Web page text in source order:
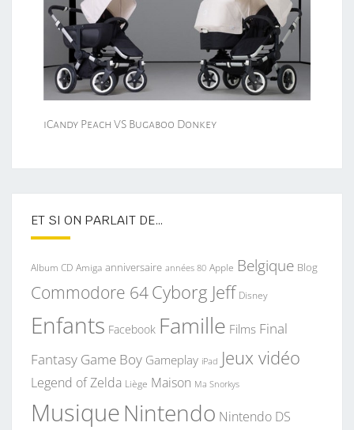
iCandy Peach VS Bugaboo Donkey
ET SI ON PARLAIT DE…
Album CD Amiga anniversaire années 80 Apple Belgique Blog
Commodore 64Cyborg Jeff Disney
Enfants Facebook Famille Films Final
Fantasy Game Boy Gameplay iPad Jeux vidéo
Legend of Zelda Liège Maison Ma Snorkys
MusiqueNintendo Nintendo DS